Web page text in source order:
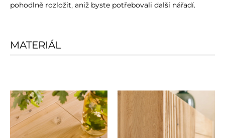
pohodlně rozložit, aniž byste potřebovali další nářadí.
MATERIÁL